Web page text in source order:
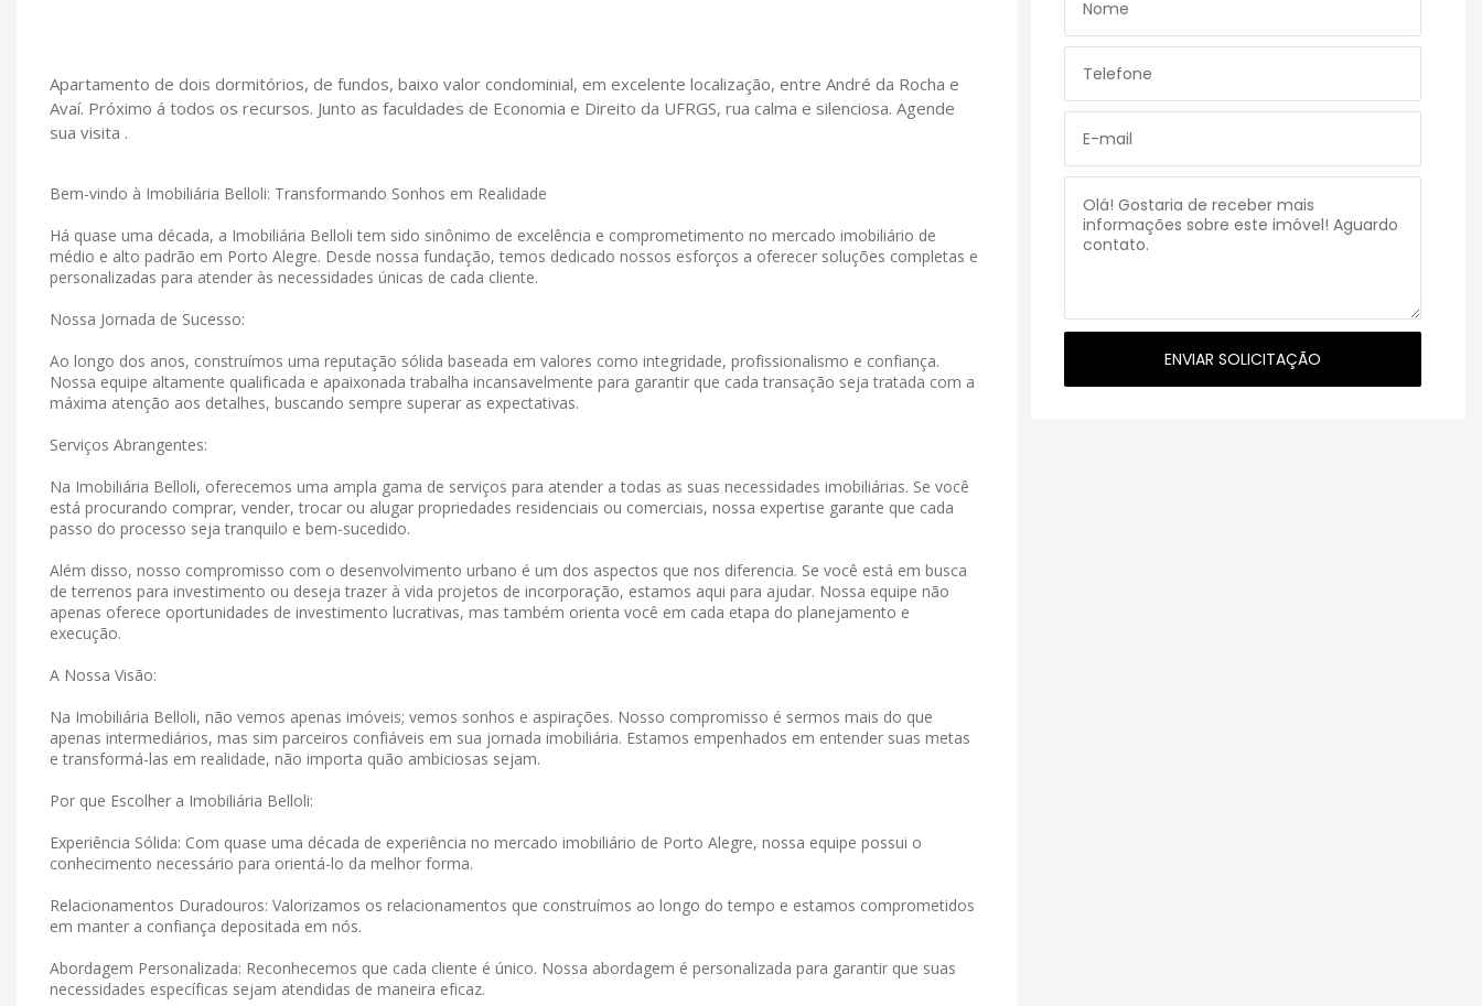
Apartamento de dois dormitórios, de fundos, baixo valor condominial, em excelente localização, entre André da Rocha e
Avaí. Próximo á todos os recursos. Junto as faculdades de Economia e Direito da UFRGS, rua calma e silenciosa. Agende
sua visita .
Bem-vindo à Imobiliária Belloli: Transformando Sonhos em Realidade
Há quase uma década, a Imobiliária Belloli tem sido sinônimo de excelência e comprometimento no mercado imobiliário de
médio e alto padrão em Porto Alegre. Desde nossa fundação, temos dedicado nossos esforços a oferecer soluções completas e
personalizadas para atender às necessidades únicas de cada cliente.
Nossa Jornada de Sucesso:
Ao longo dos anos, construímos uma reputação sólida baseada em valores como integridade, profissionalismo e confiança.
Nossa equipe altamente qualificada e apaixonada trabalha incansavelmente para garantir que cada transação seja tratada com a
máxima atenção aos detalhes, buscando sempre superar as expectativas.
Serviços Abrangentes:
Na Imobiliária Belloli, oferecemos uma ampla gama de serviços para atender a todas as suas necessidades imobiliárias. Se você
está procurando comprar, vender, trocar ou alugar propriedades residenciais ou comerciais, nossa expertise garante que cada
passo do processo seja tranquilo e bem-sucedido.
Além disso, nosso compromisso com o desenvolvimento urbano é um dos aspectos que nos diferencia. Se você está em busca
de terrenos para investimento ou deseja trazer à vida projetos de incorporação, estamos aqui para ajudar. Nossa equipe não
apenas oferece oportunidades de investimento lucrativas, mas também orienta você em cada etapa do planejamento e
execução.
A Nossa Visão:
Na Imobiliária Belloli, não vemos apenas imóveis; vemos sonhos e aspirações. Nosso compromisso é sermos mais do que
apenas intermediários, mas sim parceiros confiáveis ​​em sua jornada imobiliária. Estamos empenhados em entender suas metas
e transformá-las em realidade, não importa quão ambiciosas sejam.
Por que Escolher a Imobiliária Belloli:
Experiência Sólida: Com quase uma década de experiência no mercado imobiliário de Porto Alegre, nossa equipe possui o
conhecimento necessário para orientá-lo da melhor forma.
Relacionamentos Duradouros: Valorizamos os relacionamentos que construímos ao longo do tempo e estamos comprometidos
em manter a confiança depositada em nós.
Abordagem Personalizada: Reconhecemos que cada cliente é único. Nossa abordagem é personalizada para garantir que suas
necessidades específicas sejam atendidas de maneira eficaz.